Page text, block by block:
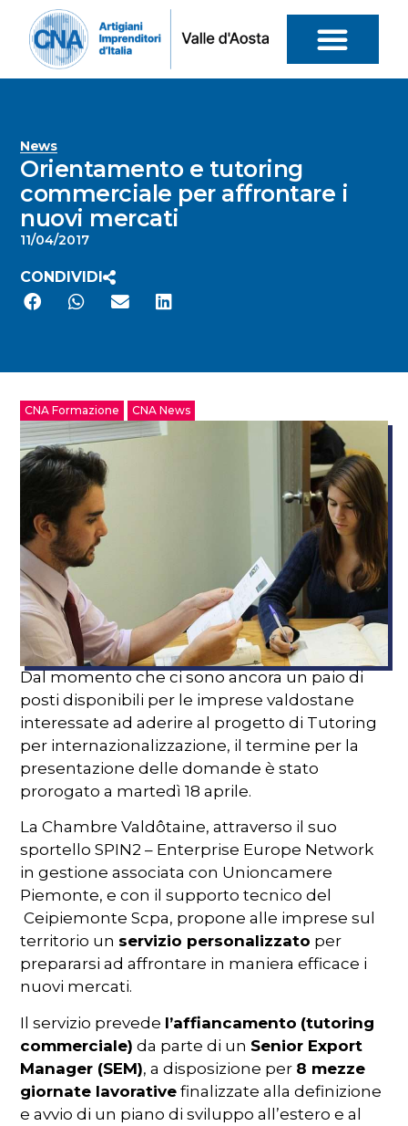
News
Orientamento e tutoring
commerciale per affrontare i
nuovi mercati
11/04/2017
CONDIVIDI
CNA Formazione CNA News
Dal momento che ci sono ancora un paio di
posti disponibili per le imprese valdostane
interessate ad aderire al progetto di Tutoring
per internazionalizzazione, il termine per la
presentazione delle domande è stato
prorogato a martedì 18 aprile.
La Chambre Valdôtaine, attraverso il suo
sportello SPIN2 – Enterprise Europe Network
in gestione associata con Unioncamere
Piemonte, e con il supporto tecnico del
Ceipiemonte Scpa, propone alle imprese sul
territorio un servizio personalizzato per
prepararsi ad affrontare in maniera efficace i
nuovi mercati.
Il servizio prevede l’affiancamento (tutoring
commerciale) da parte di un Senior Export
Manager (SEM), a disposizione per 8 mezze
giornate lavorative finalizzate alla definizione
e avvio di un piano di sviluppo all’estero e al